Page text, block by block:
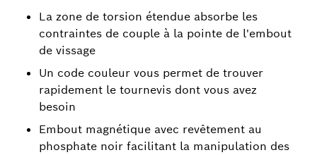
La zone de torsion étendue absorbe les
contraintes de couple à la pointe de l'embout
de vissage
Un code couleur vous permet de trouver
rapidement le tournevis dont vous avez
besoin
Embout magnétique avec revêtement au
phosphate noir facilitant la manipulation des